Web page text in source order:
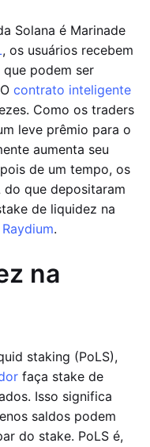
Solana é Marinade
, os usuários recebem
que podem ser
contrato inteligente
Como os traders
leve prêmio para o
aumenta seu
de um tempo, os
do que depositaram
de liquidez na
Raydium.
na
staking (PoLS),
faça stake de
Isso significa
saldos podem
do stake. PoLS é,